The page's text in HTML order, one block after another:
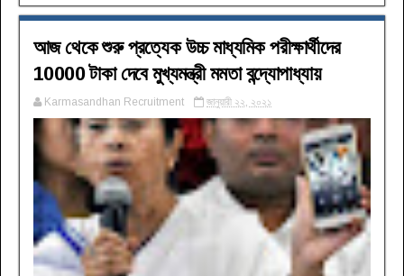
আজ থেকে শুরু প্রত্যেক উচ্চ মাধ্যমিক পরীক্ষার্থীদের
10000 টাকা দেবে মুখ্যমন্ত্রী মমতা বন্দ্যোপাধ্যায়
Karmasandhan Recruitment জানুয়ারী ২২, ২০২১